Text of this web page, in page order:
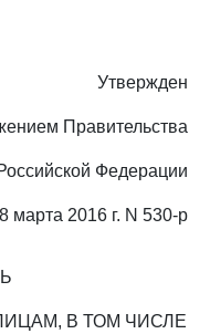
Утвержден
Правительства
Федерации
марта 2016 г. N 530-р
В ТОМ ЧИСЛЕ